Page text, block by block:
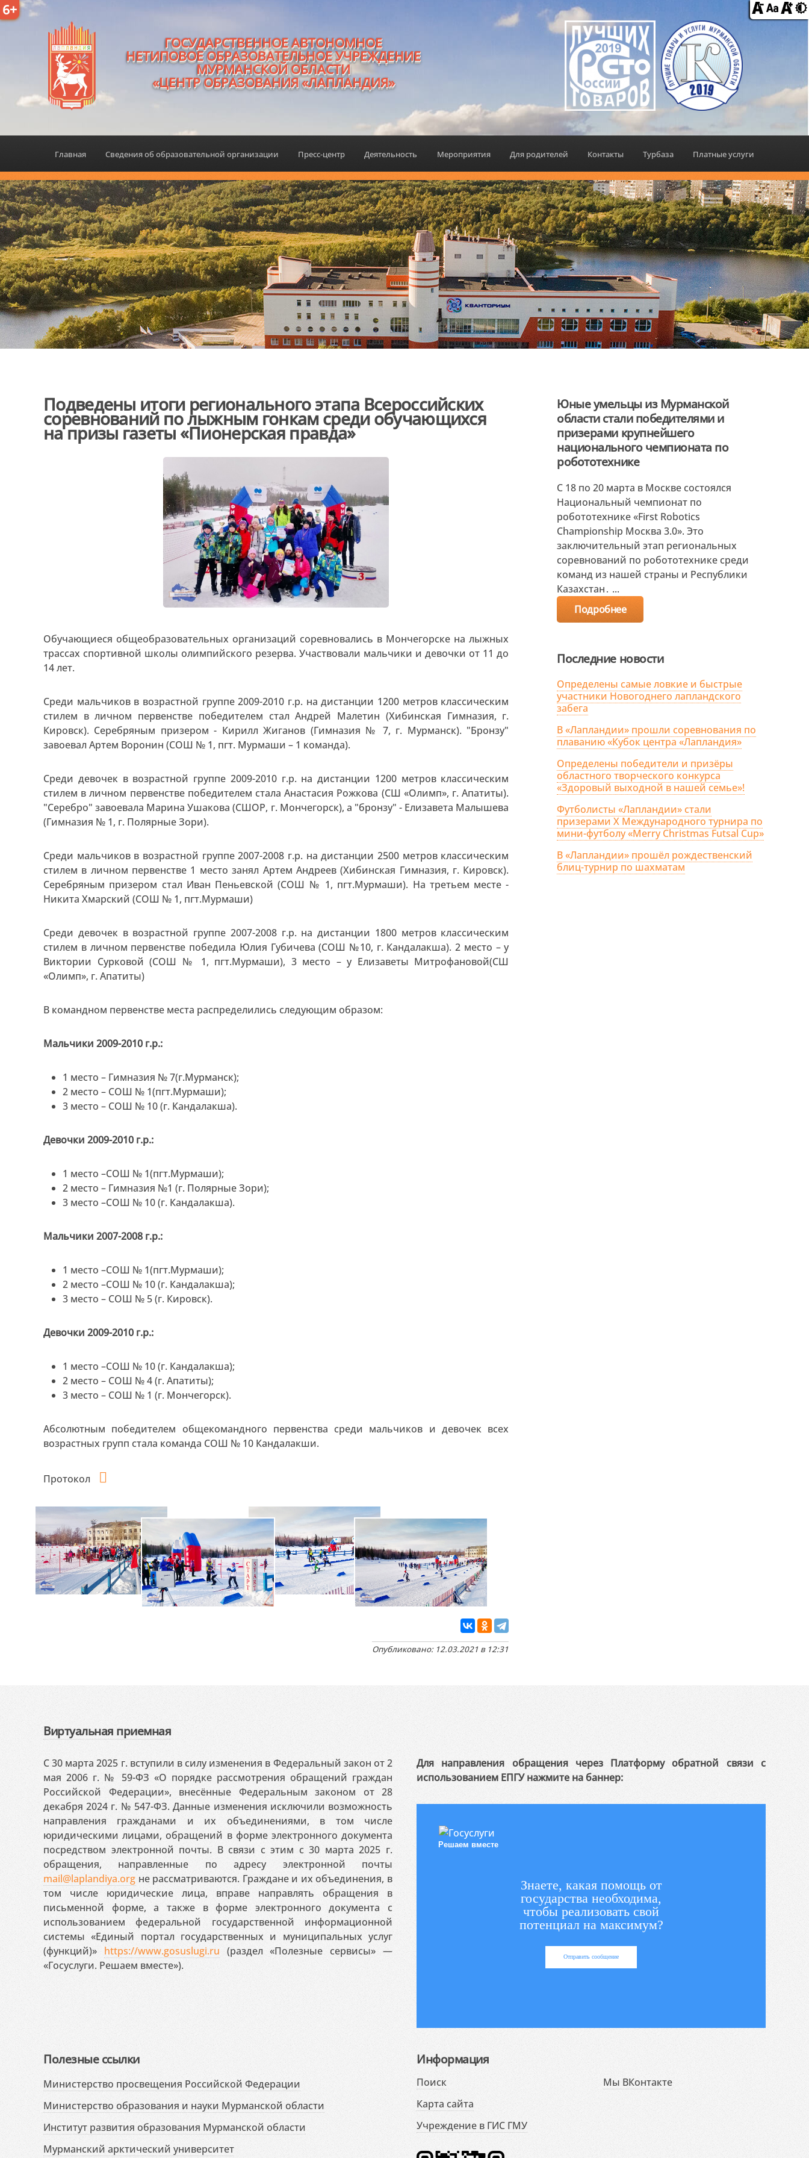
6+
ГОСУДАРСТВЕННОЕ АВТОНОМНОЕ
НЕТИПОВОЕ ОБРАЗОВАТЕЛЬНОЕ УЧРЕЖДЕНИЕ
МУРМАНСКОЙ ОБЛАСТИ
«ЦЕНТР ОБРАЗОВАНИЯ «ЛАПЛАНДИЯ»
Главная Сведения об образовательной организации Пресс-центр Деятельность Мероприятия Для родителей Контакты Турбаза Платные услуги
Подведены итоги регионального этапа Всероссийских
соревнований по лыжным гонкам среди обучающихся
на призы газеты «Пионерская правда»
Обучающиеся общеобразовательных организаций соревновались в Мончегорске на лыжных
трассах спортивной школы олимпийского резерва. Участвовали мальчики и девочки от 11 до
14 лет.
Среди мальчиков в возрастной группе 2009-2010 г.р. на дистанции 1200 метров классическим
стилем в личном первенстве победителем стал Андрей Малетин (Хибинская Гимназия, г.
Кировск). Серебряным призером - Кирилл Жиганов (Гимназия № 7, г. Мурманск). "Бронзу"
завоевал Артем Воронин (СОШ № 1, пгт. Мурмаши – 1 команда).
Среди девочек в возрастной группе 2009-2010 г.р. на дистанции 1200 метров классическим
стилем в личном первенстве победителем стала Анастасия Рожкова (СШ «Олимп», г. Апатиты).
"Серебро" завоевала Марина Ушакова (СШОР, г. Мончегорск), а "бронзу" - Елизавета Малышева
(Гимназия № 1, г. Полярные Зори).
Среди мальчиков в возрастной группе 2007-2008 г.р. на дистанции 2500 метров классическим
стилем в личном первенстве 1 место занял Артем Андреев (Хибинская Гимназия, г. Кировск).
Серебряным призером стал Иван Пеньевской (СОШ № 1, пгт.Мурмаши). На третьем месте -
Никита Хмарский (СОШ № 1, пгт.Мурмаши)
Среди девочек в возрастной группе 2007-2008 г.р. на дистанции 1800 метров классическим
стилем в личном первенстве победила Юлия Губичева (СОШ №10, г. Кандалакша). 2 место – у
Виктории Сурковой (СОШ № 1, пгт.Мурмаши), 3 место – у Елизаветы Митрофановой(СШ
«Олимп», г. Апатиты)
В командном первенстве места распределились следующим образом:
Мальчики 2009-2010 г.р.:
1 место – Гимназия № 7(г.Мурманск);
2 место – СОШ № 1(пгт.Мурмаши);
3 место – СОШ № 10 (г. Кандалакша).
Девочки 2009-2010 г.р.:
1 место –СОШ № 1(пгт.Мурмаши);
2 место – Гимназия №1 (г. Полярные Зори);
3 место –СОШ № 10 (г. Кандалакша).
Мальчики 2007-2008 г.р.:
1 место –СОШ № 1(пгт.Мурмаши);
2 место –СОШ № 10 (г. Кандалакша);
3 место – СОШ № 5 (г. Кировск).
Девочки 2009-2010 г.р.:
1 место –СОШ № 10 (г. Кандалакша);
2 место – СОШ № 4 (г. Апатиты);
3 место – СОШ № 1 (г. Мончегорск).
Абсолютным победителем общекомандного первенства среди мальчиков и девочек всех
возрастных групп стала команда СОШ № 10 Кандалакши.
Протокол
Опубликовано: 12.03.2021 в 12:31
Юные умельцы из Мурманской
области стали победителями и
призерами крупнейшего
национального чемпионата по
робототехнике
С 18 по 20 марта в Москве состоялся
Национальный чемпионат по
робототехнике «First Robotics
Championship Москва 3.0». Это
заключительный этап региональных
соревнований по робототехнике среди
команд из нашей страны и Республики
Казахстан․ ...
Подробнее
Последние новости
Определены самые ловкие и быстрые
участники Новогоднего лапландского
забега
В «Лапландии» прошли соревнования по
плаванию «Кубок центра «Лапландия»
Определены победители и призёры
областного творческого конкурса
«Здоровый выходной в нашей семье»!
Футболисты «Лапландии» стали
призерами X Международного турнира по
мини-футболу «Merry Christmas Futsal Cup»
В «Лапландии» прошёл рождественский
блиц-турнир по шахматам
Виртуальная приемная
С 30 марта 2025 г. вступили в силу изменения в Федеральный закон от 2
мая 2006 г. № 59-ФЗ «О порядке рассмотрения обращений граждан
Российской Федерации», внесённые Федеральным законом от 28
декабря 2024 г. № 547-ФЗ. Данные изменения исключили возможность
направления гражданами и их объединениями, в том числе
юридическими лицами, обращений в форме электронного документа
посредством электронной почты. В связи с этим с 30 марта 2025 г.
обращения, направленные по адресу электронной почты
mail@laplandiya.org не рассматриваются. Граждане и их объединения, в
том числе юридические лица, вправе направлять обращения в
письменной форме, а также в форме электронного документа с
использованием федеральной государственной информационной
системы «Единый портал государственных и муниципальных услуг
(функций)» https://www.gosuslugi.ru (раздел «Полезные сервисы» —
«Госуслуги. Решаем вместе»).
Для направления обращения через Платформу обратной связи с
использованием ЕПГУ нажмите на баннер:
Решаем вместе
Знаете, какая помощь от
государства необходима,
чтобы реализовать свой
потенциал на максимум?
Отправить сообщение
Полезные ссылки
Министерство просвещения Российской Федерации
Министерство образования и науки Мурманской области
Институт развития образования Мурманской области
Мурманский арктический университет
Информация
Поиск
Карта сайта
Учреждение в ГИС ГМУ
Мы ВКонтакте